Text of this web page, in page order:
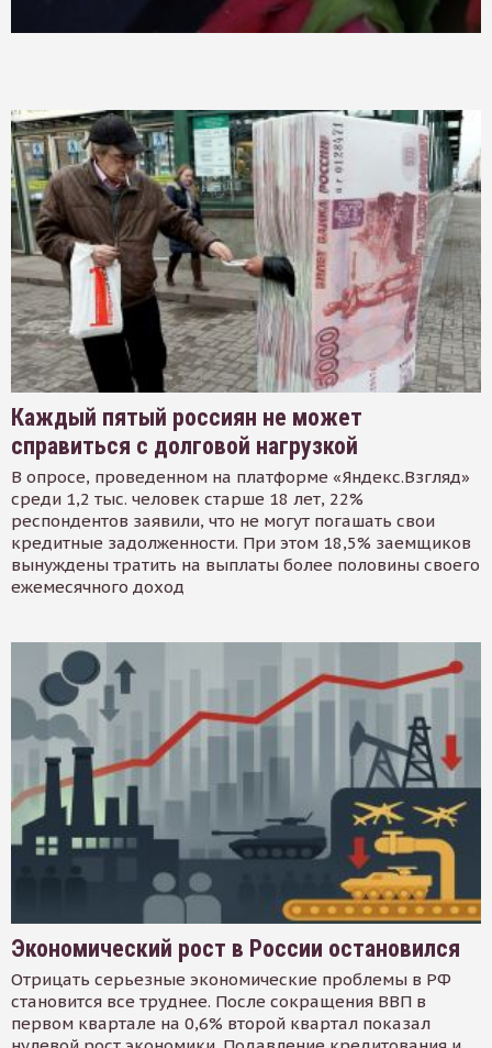
Каждый пятый россиян не может
справиться с долговой нагрузкой
В опросе, проведенном на платформе «Яндекс.Взгляд»
среди 1,2 тыс. человек старше 18 лет, 22%
респондентов заявили, что не могут погашать свои
кредитные задолженности. При этом 18,5% заемщиков
вынуждены тратить на выплаты более половины своего
ежемесячного доход
Экономический рост в России остановился
Отрицать серьезные экономические проблемы в РФ
становится все труднее. После сокращения ВВП в
первом квартале на 0,6% второй квартал показал